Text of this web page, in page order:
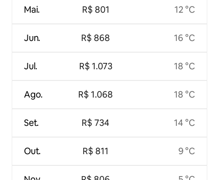
Mai.
Jun.
Jul.
Ago.
Set.
Out.
R$ 801
R$ 868
R$ 1.073
R$ 1.068
R$ 734
R$ 811
12 °C
16 °C
18 °C
18 °C
14 °C
9 °C